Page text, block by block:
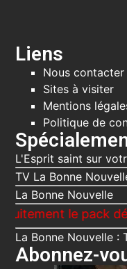
Liens
Nous contacter
Sites à visiter
Mentions
Politique de
L'Esprit saint sur
TV La Bonne
La Bonne Nouvelle
le pack
La Bonne Nouvelle :
Abonnez-